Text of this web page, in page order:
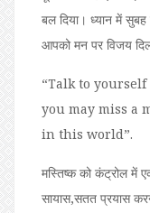
बल दिया। ध्यान में
आपको मन पर विजय
“Talk to
you may miss a
in this world”.
मस्तिष्क को कंट्रोल में
सायास,सतत प्रयास